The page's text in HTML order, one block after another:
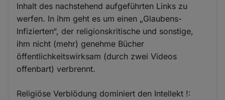
Inhalt des nachstehend aufgeführten Links zu
werfen. In ihm geht es um einen „Glaubens-
Infizierten“, der religionskritische und sonstige,
ihm nicht (mehr) genehme Bücher
öffentlichkeitswirksam (durch zwei Videos
offenbart) verbrennt.
Religiöse Verblödung dominiert den Intellekt !: